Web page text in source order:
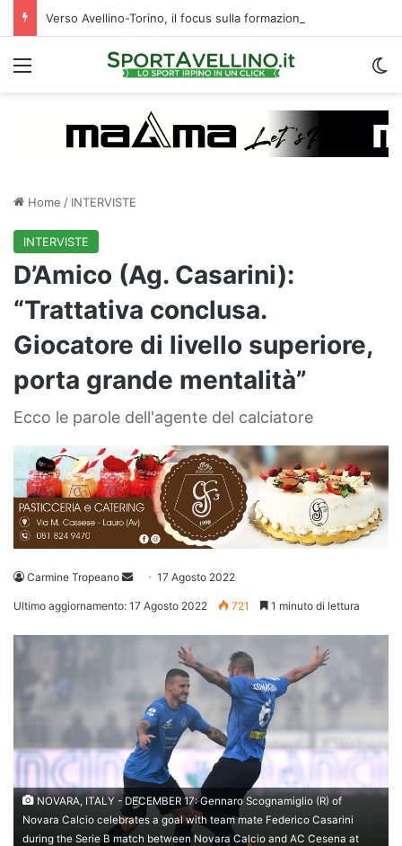
Verso Avellino-Torino, il focus sulla formazione granata
Menu
Home / INTERVISTE
INTERVISTE
D’Amico (Ag. Casarini):
“Trattativa conclusa.
Giocatore di livello superiore,
porta grande mentalità”
Ecco le parole dell'agente del calciatore
Carmine Tropeano
Invia 17 Agosto 2022
Ultimo aggiornamento: 17 Agosto 2022 721 1 minuto di lettura
NOVARA, ITALY - DECEMBER 17: Gennaro Scognamiglio (R) of
Novara Calcio celebrates a goal with team mate Federico Casarini
during the Serie B match between Novara Calcio and AC Cesena at